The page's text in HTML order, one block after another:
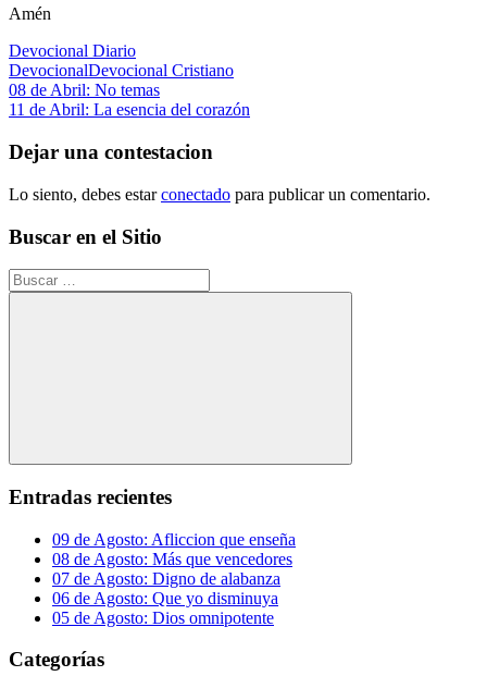
Amén
Devocional Diario
DevocionalDevocional Cristiano
Navegación
de
entradas
Entrada
anterior:
08 de Abril: No temas
Siguiente
11 de Abril: La esencia del corazón
Dejar una contestacion
Lo siento, debes estarconectado para publicar un comentario.
Buscar en el Sitio
Buscar:
Buscar
Entradas recientes
09 de Agosto: Afliccion que enseña
08 de Agosto: Más que vencedores
07 de Agosto: Digno de alabanza
06 de Agosto: Que yo disminuya
05 de Agosto: Dios omnipotente
Categorías